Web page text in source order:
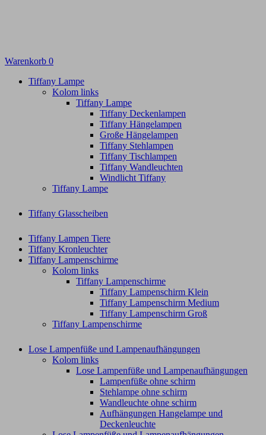
Warenkorb 0
Tiffany Lampe
Kolom links
Tiffany Lampe
Tiffany Deckenlampen
Tiffany Hängelampen
Große Hängelampen
Tiffany Stehlampen
Tiffany Tischlampen
Tiffany Wandleuchten
Windlicht Tiffany
Tiffany Lampe
Tiffany Glasscheiben
Tiffany Lampen Tiere
Tiffany Kronleuchter
Tiffany Lampenschirme
Kolom links
Tiffany Lampenschirme
Tiffany Lampenschirm Klein​
Tiffany Lampenschirm Medium
Tiffany Lampenschirm Groß​
Tiffany Lampenschirme
Lose Lampenfüße und Lampenaufhängungen
Kolom links
Lose Lampenfüße und Lampenaufhängungen
Lampenfüße ohne schirm
Stehlampe ohne schirm
Wandleuchte ohne schirm
Aufhängungen Hangelampe und
Deckenleuchte